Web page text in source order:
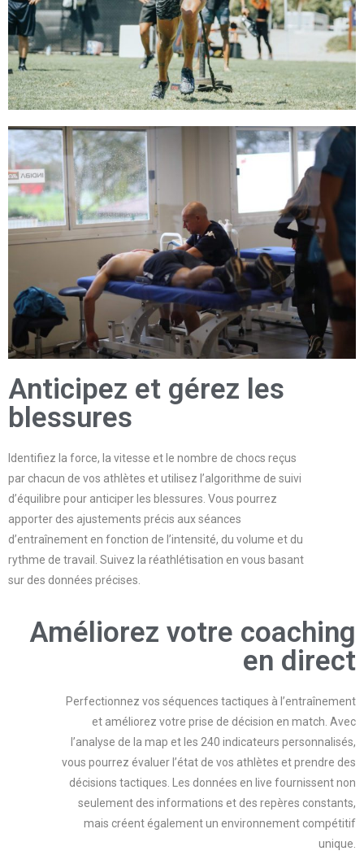
Anticipez et gérez les
blessures​
Identifiez la force, la vitesse et le nombre de chocs reçus
par chacun de vos athlètes et utilisez l’algorithme de suivi
d’équilibre pour anticiper les blessures. Vous pourrez
apporter des ajustements précis aux séances
d’entraînement en fonction de l’intensité, du volume et du
rythme de travail. Suivez la réathlétisation en vous basant
sur des données précises.
Améliorez votre coaching
en direct
Perfectionnez vos séquences tactiques à l’entraînement
et améliorez votre prise de décision en match. Avec
l’analyse de la map et les 240 indicateurs personnalisés,
vous pourrez évaluer l’état de vos athlètes et prendre des
décisions tactiques. Les données en live fournissent non
seulement des informations et des repères constants,
mais créent également un environnement compétitif
unique.